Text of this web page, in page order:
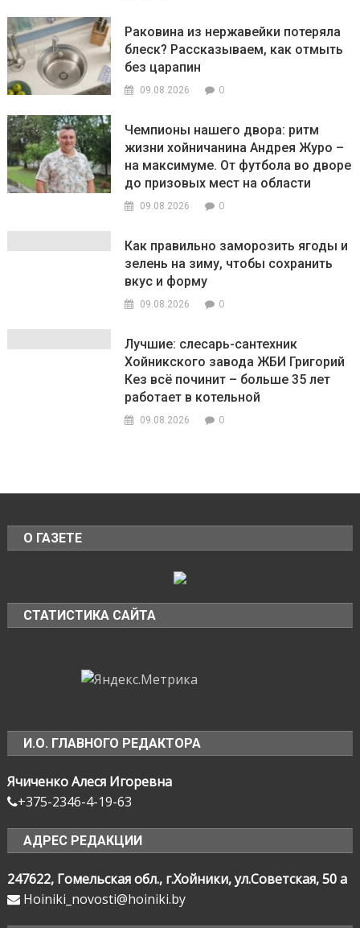
Раковина из нержавейки потеряла
блеск? Рассказываем, как отмыть
без царапин
09.08.2026 0
Чемпионы нашего двора: ритм
жизни хойничанина Андрея Журо –
на максимуме. От футбола во дворе
до призовых мест на области
09.08.2026 0
Как правильно заморозить ягоды и
зелень на зиму, чтобы сохранить
вкус и форму
09.08.2026 0
Лучшие: слесарь-сантехник
Хойникского завода ЖБИ Григорий
Кез всё починит – больше 35 лет
работает в котельной
09.08.2026 0
О ГАЗЕТЕ
СТАТИСТИКА САЙТА
И.О. ГЛАВНОГО РЕДАКТОРА
Ячиченко Алеся Игоревна
+375-2346-4-19-63
АДРЕС РЕДАКЦИИ
247622, Гомельская обл., г.Хойники, ул.Советская, 50 а
Hoiniki_novosti@hoiniki.by